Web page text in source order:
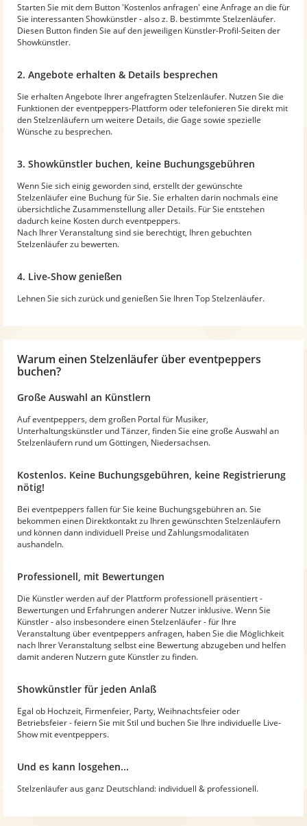
Starten Sie mit dem Button 'Kostenlos anfragen' eine Anfrage an die für
Sie interessanten Showkünstler - also z. B. bestimmte Stelzenläufer.
Diesen Button finden Sie auf den jeweiligen Künstler-Profil-Seiten der
Showkünstler.
2. Angebote erhalten & Details besprechen
Sie erhalten Angebote Ihrer angefragten Stelzenläufer. Nutzen Sie die
Funktionen der eventpeppers-Plattform oder telefonieren Sie direkt mit
den Stelzenläufern um weitere Details, die Gage sowie spezielle
Wünsche zu besprechen.
3. Showkünstler buchen, keine Buchungsgebühren
Wenn Sie sich einig geworden sind, erstellt der gewünschte
Stelzenläufer eine Buchung für Sie. Sie erhalten darin nochmals eine
übersichtliche Zusammenstellung aller Details. Für Sie entstehen
dadurch keine Kosten durch eventpeppers.
Nach Ihrer Veranstaltung sind sie berechtigt, Ihren gebuchten
Stelzenläufer zu bewerten.
4. Live-Show genießen
Lehnen Sie sich zurück und genießen Sie Ihren Top Stelzenläufer.
Warum einen Stelzenläufer über eventpeppers
buchen?
Große Auswahl an Künstlern
Auf eventpeppers, dem großen Portal für Musiker,
Unterhaltungskünstler und Tänzer, finden Sie eine große Auswahl an
Stelzenläufern rund um Göttingen, Niedersachsen.
Kostenlos. Keine Buchungsgebühren, keine Registrierung
nötig!
Bei eventpeppers fallen für Sie keine Buchungsgebühren an. Sie
bekommen einen Direktkontakt zu Ihren gewünschten Stelzenläufern
und können dann individuell Preise und Zahlungsmodalitäten
aushandeln.
Professionell, mit Bewertungen
Die Künstler werden auf der Plattform professionell präsentiert -
Bewertungen und Erfahrungen anderer Nutzer inklusive. Wenn Sie
Künstler - also insbesondere einen Stelzenläufer - für Ihre
Veranstaltung über eventpeppers anfragen, haben Sie die Möglichkeit
nach Ihrer Veranstaltung selbst eine Bewertung abzugeben und helfen
damit anderen Nutzern gute Künstler zu finden.
Showkünstler für jeden Anlaß
Egal ob Hochzeit, Firmenfeier, Party, Weihnachtsfeier oder
Betriebsfeier - feiern Sie mit Stil und buchen Sie Ihre individuelle Live-
Show mit eventpeppers.
Und es kann losgehen...
Stelzenläufer aus ganz Deutschland: individuell & professionell.